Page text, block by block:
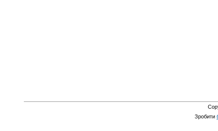
Зробити